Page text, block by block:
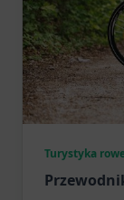
Turystyka